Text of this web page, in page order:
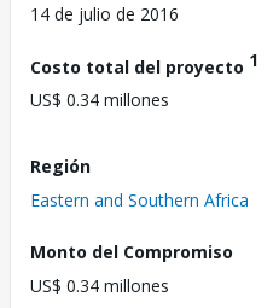
14 de julio de 2016
Costo total del proyecto 1
US$ 0.34 millones
Región
Eastern and Southern Africa
Monto del Compromiso
US$ 0.34 millones